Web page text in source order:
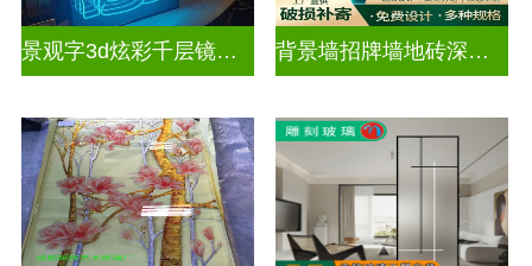
景观字3d炫彩千层镜深渊镜 背景墙招牌墙地砖深渊镜千层镜